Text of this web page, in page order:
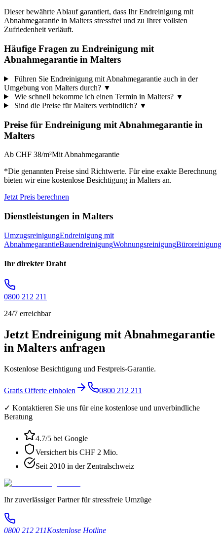
Dieser bewährte Ablauf garantiert, dass Ihr Endreinigung mit
Abnahmegarantie in Malters stressfrei und zu Ihrer vollsten
Zufriedenheit verläuft.
Häufige Fragen zu Endreinigung mit
Abnahmegarantie in Malters
Führen Sie Endreinigung mit Abnahmegarantie auch in der
Umgebung von Malters durch? ▼
Wie schnell bekomme ich einen Termin in Malters? ▼
Sind die Preise für Malters verbindlich? ▼
Preise für Endreinigung mit Abnahmegarantie in
Malters
Ab CHF 38/m²Mit Abnahmegarantie
*Die genannten Preise sind Richtwerte. Für eine exakte Berechnung
bieten wir eine kostenlose Besichtigung in Malters an.
Jetzt Preis berechnen
Dienstleistungen in Malters
UmzugsreinigungEndreinigung mit
AbnahmegarantieBauendreinigungWohnungsreinigungBüroreinigung
Ihr direkter Draht
0800 212 211
24/7 erreichbar
Jetzt Endreinigung mit Abnahmegarantie
in Malters anfragen
Kostenlose Besichtigung und Festpreis-Garantie.
Gratis Offerte einholen 0800 212 211
✓ Kontaktieren Sie uns für eine kostenlose und unverbindliche
Beratung
4.7/5 bei Google
Versichert bis CHF 2 Mio.
Seit 2010 in der Zentralschweiz
Ihr zuverlässiger Partner für stressfreie Umzüge
0800 212 211Kostenlose Hotline